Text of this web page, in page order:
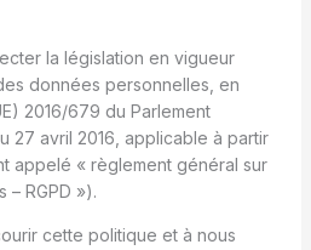
la législation en vigueur
données personnelles, en
2016/679 du Parlement
27 avril 2016, applicable à partir
appelé « règlement général sur
RGPD »).
cette politique et à nous